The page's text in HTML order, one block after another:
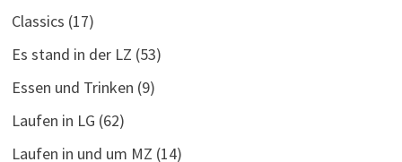
Classics (17)
Es stand in der LZ (53)
Essen und Trinken (9)
Laufen in LG (62)
Laufen in und um MZ (14)